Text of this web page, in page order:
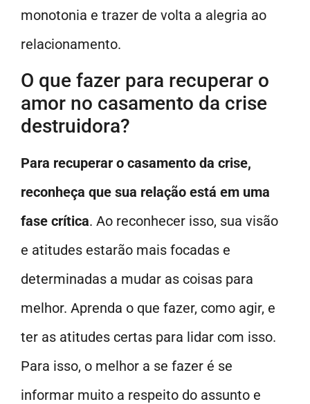
monotonia e trazer de volta a alegria ao
relacionamento.
O que fazer para recuperar o
amor no casamento da crise
destruidora?
Para recuperar o casamento da crise,
reconheça que sua relação está em uma
fase crítica. Ao reconhecer isso, sua visão
e atitudes estarão mais focadas e
determinadas a mudar as coisas para
melhor. Aprenda o que fazer, como agir, e
ter as atitudes certas para lidar com isso.
Para isso, o melhor a se fazer é se
informar muito a respeito do assunto e